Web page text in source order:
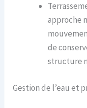
approche
de
structure
Gestion de l’eau et